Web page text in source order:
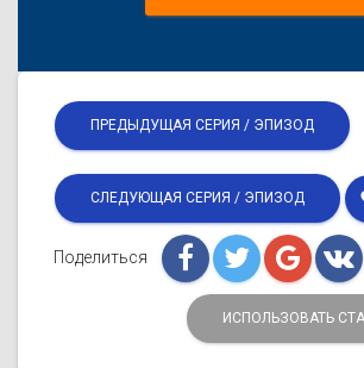
ПРЕДЫДУЩАЯ СЕРИЯ / ЭПИЗОД
СЛЕДУЮЩАЯ СЕРИЯ / ЭПИЗОД
Поделиться
ИСПОЛЬЗОВАТЬ